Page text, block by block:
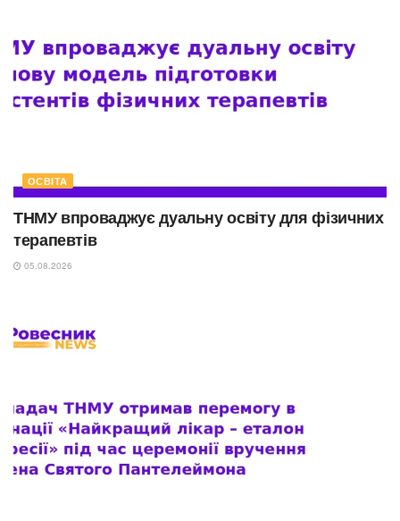
ОСВІТА
ТНМУ впроваджує дуальну освіту для фізичних
терапевтів
05.08.2026